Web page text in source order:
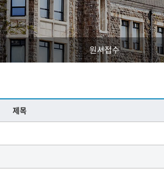
원서접수
제목